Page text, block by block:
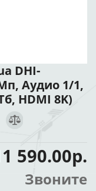
DHI-
Аудио 1/1,
HDMI 8K)
590.00р.
Звоните